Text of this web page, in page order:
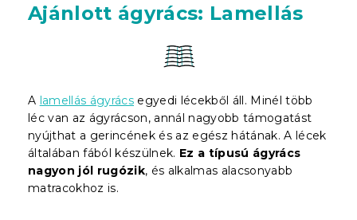
Ajánlott ágyrács: Lamellás
A lamellás ágyrács egyedi lécekből áll. Minél több
léc van az ágyrácson, annál nagyobb támogatást
nyújthat a gerincének és az egész hátának. A lécek
általában fából készülnek. Ez a típusú ágyrács
nagyon jól rugózik, és alkalmas alacsonyabb
matracokhoz is.